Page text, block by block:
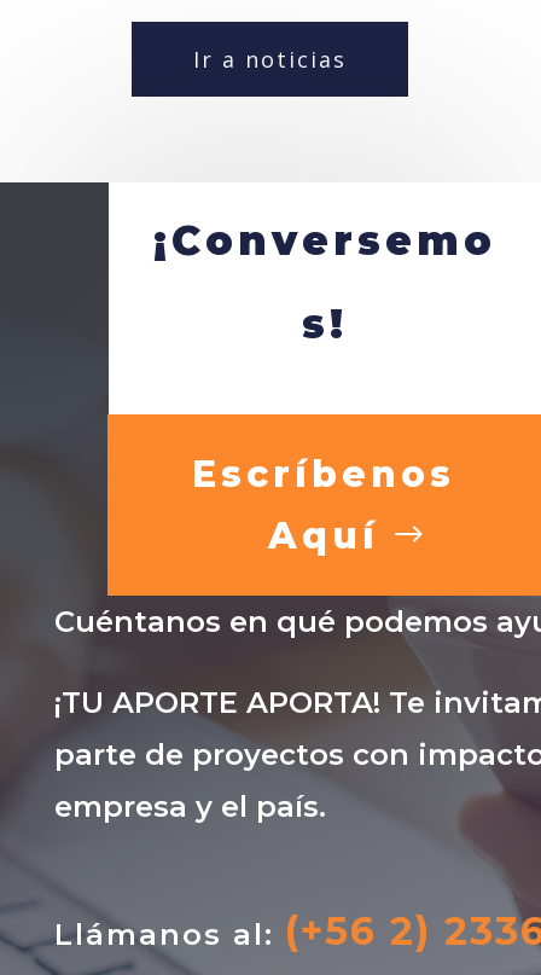
Ir a noticias
¡Conversemo
s!
Escríbenos
Aquí
Cuéntanos en qué podemos
¡TU APORTE APORTA! Te
parte de proyectos con
empresa y el país.
Llámanos al: (+56 2)